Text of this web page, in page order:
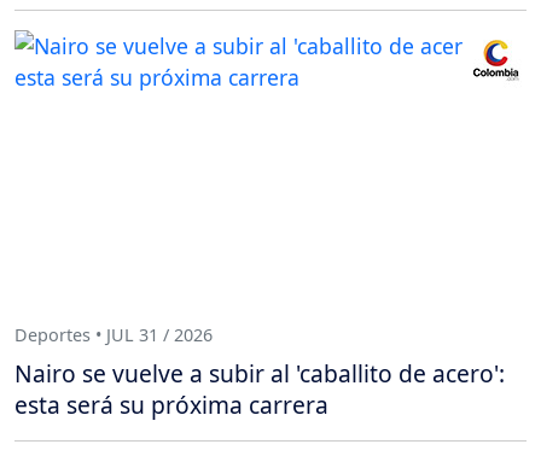
Deportes • JUL 31 / 2026
Nairo se vuelve a subir al 'caballito de acero':
esta será su próxima carrera